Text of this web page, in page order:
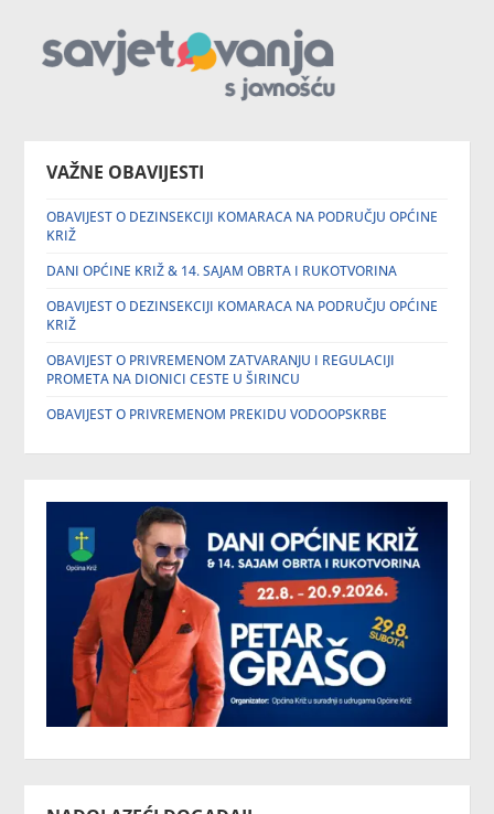
VAŽNE OBAVIJESTI
OBAVIJEST O DEZINSEKCIJI KOMARACA NA PODRUČJU OPĆINE
KRIŽ
DANI OPĆINE KRIŽ & 14. SAJAM OBRTA I RUKOTVORINA
OBAVIJEST O DEZINSEKCIJI KOMARACA NA PODRUČJU OPĆINE
KRIŽ
OBAVIJEST O PRIVREMENOM ZATVARANJU I REGULACIJI
PROMETA NA DIONICI CESTE U ŠIRINCU
OBAVIJEST O PRIVREMENOM PREKIDU VODOOPSKRBE